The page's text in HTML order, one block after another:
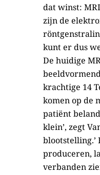
dat winst:
zijn de
kunt er dus
De huidige
krachtige 14
komen op de
patiënt
klein’, zegt
produceren,
verbanden